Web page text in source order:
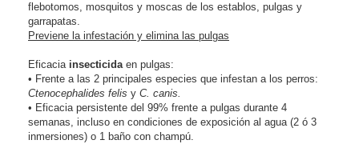
flebotomos, mosquitos y moscas de los establos, pulgas y
garrapatas.
Previene la infestación y elimina las pulgas
Eficacia insecticidaen pulgas:
• Frente a las 2 principales especies que infestan a los perros:
Ctenocephalides felis y C. canis.
• Eficacia persistente del 99% frente a pulgas durante 4
semanas, incluso en condiciones de exposición al agua (2 ó 3
inmersiones) o 1 baño con champú.